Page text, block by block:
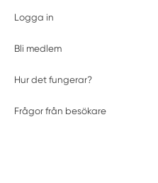
Logga in
Bli medlem
Hur det fungerar?
Frågor från besökare